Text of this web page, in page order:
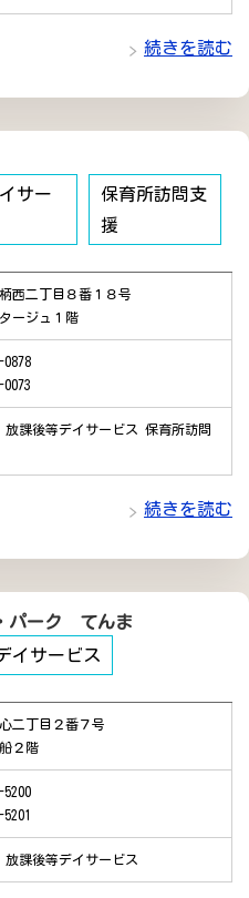
続きを読む
サー
保育所訪問支
援
西二丁目８番１８号
ージュ１階
0878
0073
放課後等デイサービス 保育所訪問
続きを読む
パーク てんま
イサービス
二丁目２番７号
２階
5200
放課後等デイサービス